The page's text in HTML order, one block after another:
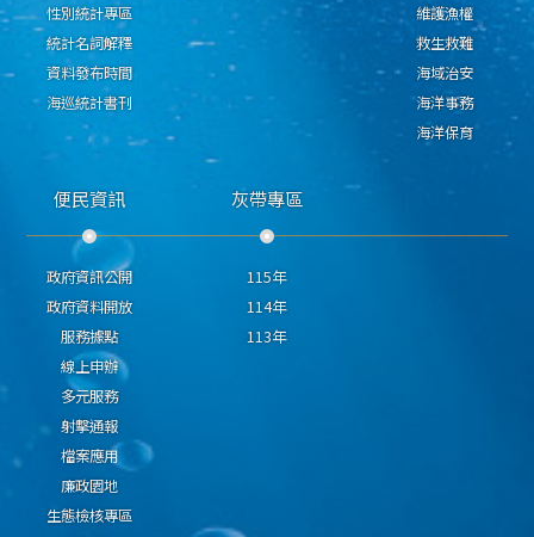
性別統計專區
統計名詞解釋
資料發布時間
海巡統計書刊
維護漁權
救生救難
海域治安
海洋事務
海洋保育
便民資訊
政府資訊公開
政府資料開放
服務據點
線上申辦
多元服務
射擊通報
檔案應用
廉政園地
生態檢核專區
灰帶專區
115年
114年
113年